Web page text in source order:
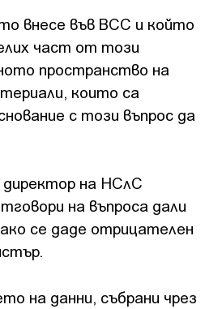
внесе във ВСС и който
част от този
пространство на
които са
с този въпрос да
директор на НСлС
на въпроса дали
се даде отрицателен
на данни, събрани чрез